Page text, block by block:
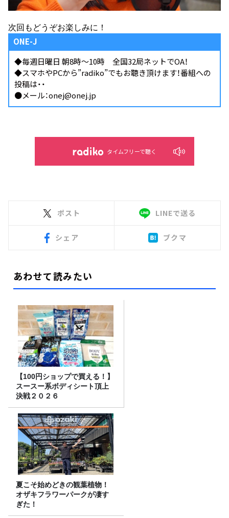
次回もどうぞお楽しみに！
ONE-J
◆毎週日曜日 朝8時～10時 全国32局ネットでOA！
◆スマホやPCから”radiko”でもお聴き頂けます！番組への
投稿は・・
●メール：onej@onej.jp
タイムフリーで聴く
ポスト LINEで送る
シェア ブクマ
あわせて読みたい
【100円ショップで買える！】
スースー系ボディシート頂上
決戦２０２６
夏こそ始めどきの観葉植物！
オザキフラワーパークが凄す
ぎた！